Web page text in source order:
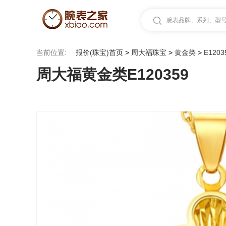
腕表品牌、系列、型
当前位置: 报价(珠宝)首页 > 周大福珠宝 > 黄金类 >
周大福黄金类E120359